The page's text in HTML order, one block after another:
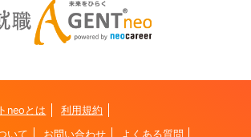
neoとは
利用規約
いて
お問い合わせ よくある質問